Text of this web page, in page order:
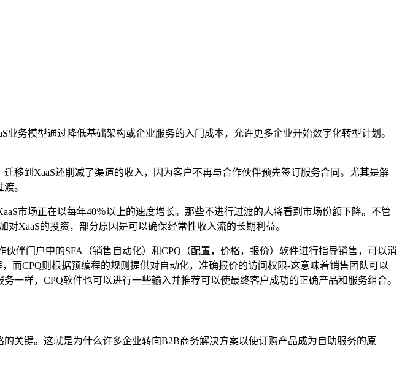
务模型通过降低基础架构或企业服务的入门成本，允许更多企业开始数字化转型计划。
移到XaaS还削减了渠道的收入，因为客户不再与合作伙伴预先签订服务合同。尤其是解
。
市场正在以每年40％以上的速度增长。那些不进行过渡的人将看到市场份额下降。不管
XaaS的投资，部分原因是可以确保经常性收入流的长期利益。
伴门户中的SFA（销售自动化）和CPQ（配置，价格，报价）软件进行指导销售，可以消
而CPQ则根据预编程的规则提供对自动化，准确报价的访问权限-这意味着销售团队可以
样，CPQ软件也可以进行一些输入并推荐可以使最终客户成功的正确产品和服务组合。
关键。这就是为什么许多企业转向B2B商务解决方案以使订购产品成为自助服务的原